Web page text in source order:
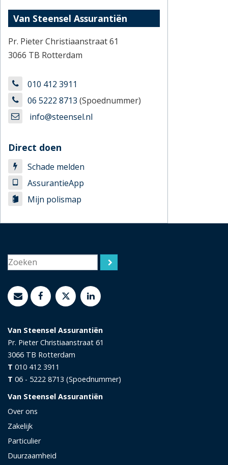
Van Steensel Assurantiën
Pr. Pieter Christiaanstraat 61
3066 TB Rotterdam
010 412 3911
06 5222 8713 (Spoednummer)
info@steensel.nl
Direct doen
Schade melden
AssurantieApp
Mijn polismap
Van Steensel Assurantiën
Pr. Pieter Christiaanstraat 61
3066 TB Rotterdam
T 010 412 3911
T 06 - 5222 8713 (Spoednummer)
Van Steensel Assurantiën
Over ons
Zakelijk
Particulier
Duurzaamheid